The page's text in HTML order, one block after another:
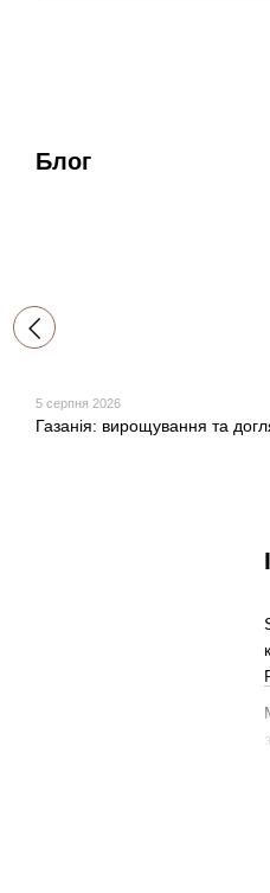
Блог
5 серпня 2026
Газанія: вирощування та